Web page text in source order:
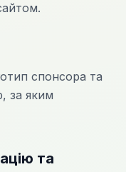
спонсора та
за яким
та